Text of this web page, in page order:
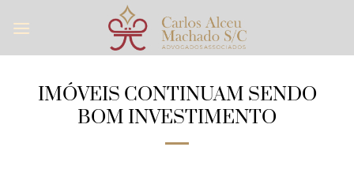
IMÓVEIS CONTINUAM SENDO
BOM INVESTIMENTO